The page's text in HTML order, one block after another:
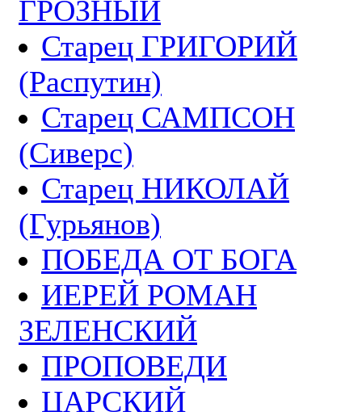
ГРОЗНЫЙ
Старец ГРИГОРИЙ
(Распутин)
Старец САМПСОН
(Сиверс)
Старец НИКОЛАЙ
(Гурьянов)
ПОБЕДА ОТ БОГА
ИЕРЕЙ РОМАН
ЗЕЛЕНСКИЙ
ПРОПОВЕДИ
ЦАРСКИЙ